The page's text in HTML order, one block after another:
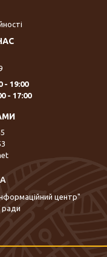
центр"
ради
- 19:00
- 17:00